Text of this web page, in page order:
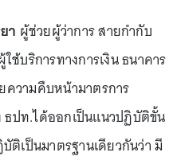
า ผู้ช่วยผู้ว่าการ สายกำกับ
ช้บริการทางการเงิน ธนาคาร
ความคืบหน้ามาตรการ
ธปท.ได้ออกเป็นแนวปฏิบัติขั้น
ติเป็นมาตรฐานเดียวกันว่า มี